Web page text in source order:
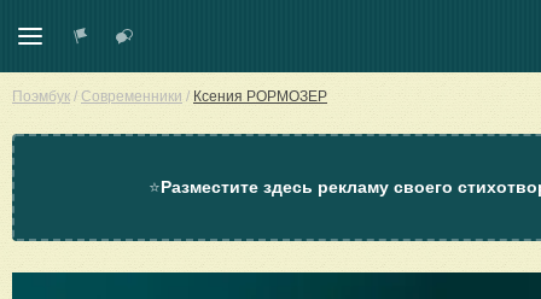
Поэмбук / Современники / Ксения РОРМОЗЕР
⭐Разместите здесь рекламу своего